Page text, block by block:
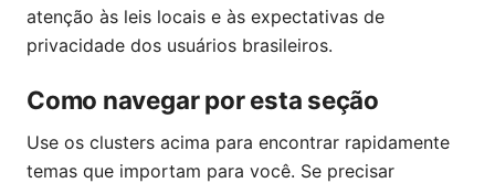
atenção às leis locais e às expectativas de
privacidade dos usuários brasileiros.
Como navegar por esta seção
Use os clusters acima para encontrar rapidamente
temas que importam para você. Se precisar